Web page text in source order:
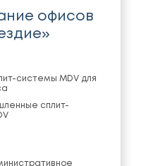
офисов
системы MDV для
сплит-